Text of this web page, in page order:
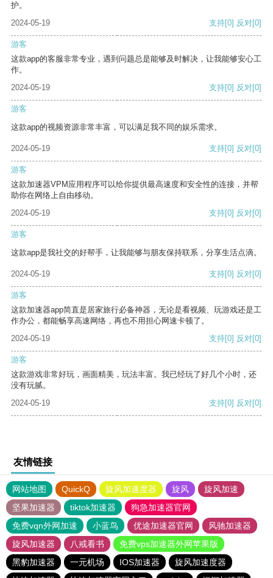
护。
2024-05-19
支持[0] 反对[0]
游客
这款app的客服非常专业，遇到问题总是能够及时解决，让我能够安心工
作。
2024-05-19
支持[0] 反对[0]
游客
这款app的视频资源非常丰富，可以满足我不同的娱乐需求。
2024-05-19 支持[0] 反对[0]
游客
这款加速器VPM应用程序可以给你提供最高速度和安全性的连接，并帮
助你在网络上自由移动。
2024-05-19
支持[0] 反对[0]
游客
这款app是我社交的好帮手，让我能够与朋友保持联系，分享生活点滴。
2024-05-19 支持[0] 反对[0]
游客
这款加速器app简直是居家旅行必备神器，无论是看视频、玩游戏还是工
作办公，都能畅享高速网络，再也不用担心网速卡顿了。
2024-05-19
支持[0] 反对[0]
游客
这款游戏非常好玩，画面精美，玩法丰富。我已经玩了好几个小时，还
没有玩腻。
2024-05-19
支持[0] 反对[0]
友情链接
网站地图 QuickQ 旋风加速度器 旋风
旋风加速
坚果加速器
tiktok加速器
狗急加速器官网
免费vqn外网加速
小蓝鸟 优途加速器官网
风驰加速器
旋风加速器
八戒看书
免费vps加速器外网苹果版
黑豹加速器
一元机场 IOS加速器
旋风加速度器